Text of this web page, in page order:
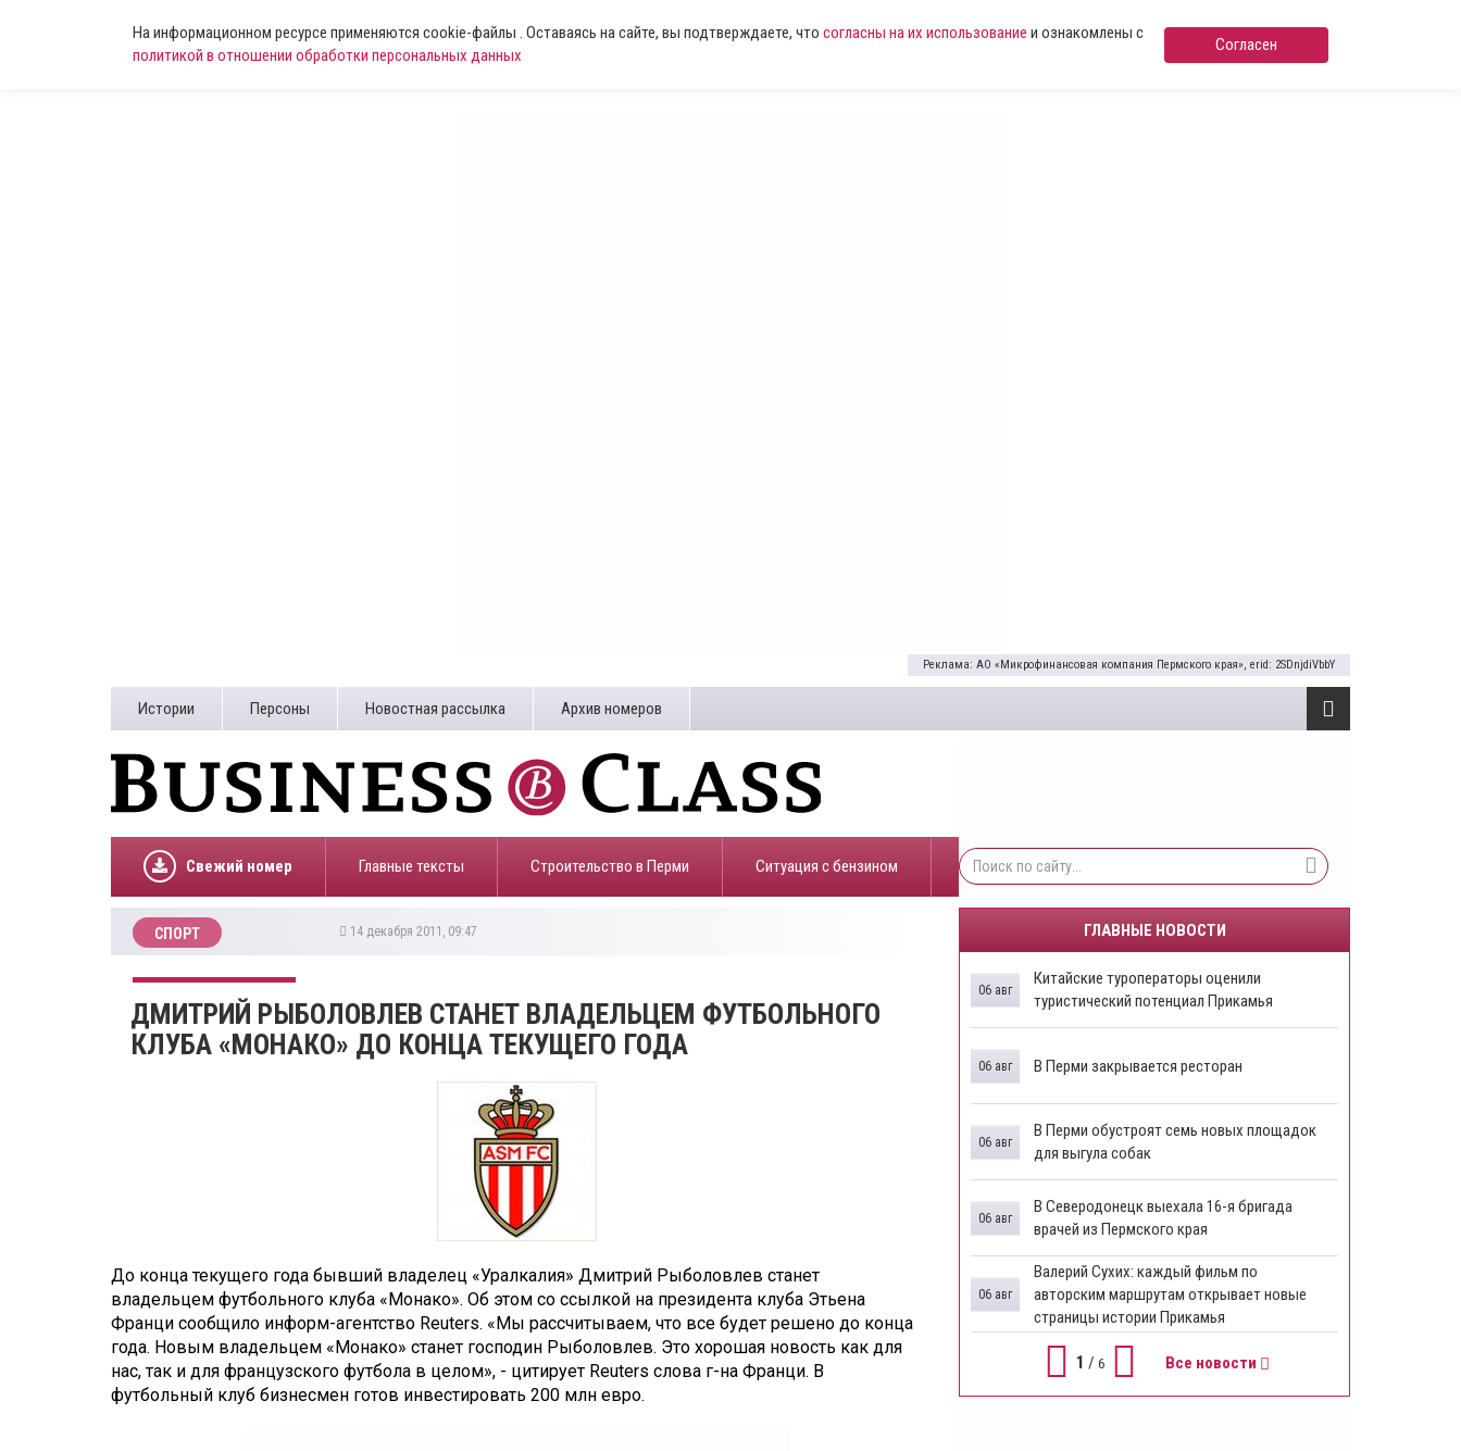
На информационном ресурсе применяются cookie-файлы . Оставаясь на сайте, вы подтверждаете, что согласны на их использование и ознакомлены с
политикой в отношении обработки персональных данных
Согласен
Реклама: АО «Микрофинансовая компания Пермского края», erid: 2SDnjdiVbbY
Истории Персоны Новостная рассылка Архив номеров
Свежий номер Главные тексты Строительство в Перми ​Ситуация с бензином
СПОРТ 14 декабря 2011, 09:47
ДМИТРИЙ РЫБОЛОВЛЕВ СТАНЕТ ВЛАДЕЛЬЦЕМ ФУТБОЛЬНОГО
КЛУБА «МОНАКО» ДО КОНЦА ТЕКУЩЕГО ГОДА
До конца текущего года бывший владелец «Уралкалия» Дмитрий Рыболовлев станет
владельцем футбольного клуба «Монако». Об этом со ссылкой на президента клуба Этьена
Франци сообщило информ-агентство Reuters. «Мы рассчитываем, что все будет решено до конца
года. Новым владельцем «Монако» станет господин Рыболовлев. Это хорошая новость как для
нас, так и для французского футбола в целом», - цитирует Reuters слова г-на Франци. В
футбольный клуб бизнесмен готов инвестировать 200 млн евро.
ГЛАВНЫЕ НОВОСТИ
Китайские туроператоры оценили
туристический потенциал Прикамья
06 авг
В Перми закрывается ресторан
06 авг
​В Перми обустроят семь новых площадок
для выгула собак
06 авг
В Северодонецк выехала 16-я бригада
врачей из Пермского края
06 авг
​Валерий Сухих: каждый фильм по
авторским маршрутам открывает новые
страницы истории Прикамья
06 авг
1 / 6 Все новости